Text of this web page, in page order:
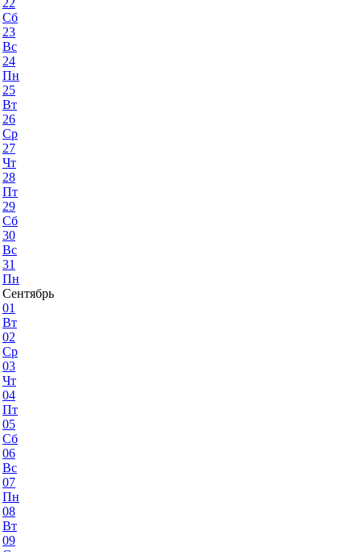
Сб
23
Вс
24
Пн
25
Вт
26
Ср
27
Чт
28
Пт
29
Сб
30
Вс
31
Пн
Сентябрь
01
Вт
02
Ср
03
Чт
04
Пт
05
Сб
06
Вс
07
Пн
08
Вт
09